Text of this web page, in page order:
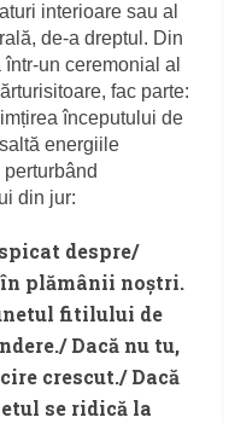
interioare sau al
de-a dreptul. Din
un ceremonial al
fac parte:
începutului de
energiile
din jur:
despre/
plămânii noștri.
fitilului de
Dacă nu tu,
crescut./ Dacă
se ridică la